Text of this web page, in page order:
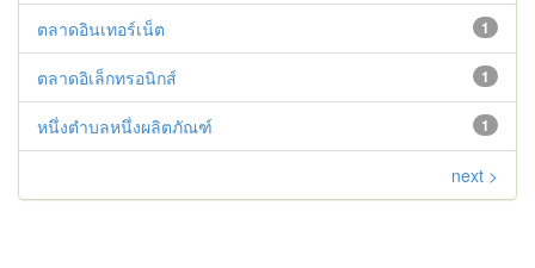
1
ตลาดอินเทอร์เน็ต
1
ตลาดอิเล็กทรอนิกส์
1
หนึ่งตำบลหนึ่งผลิตภัณฑ์
next >